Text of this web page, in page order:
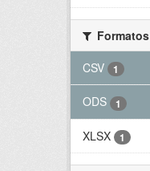
Formatos
CSV
1
ODS 1
XLSX 1